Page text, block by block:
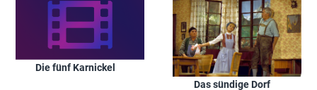
Die fünf Karnickel
Das sündige Dorf